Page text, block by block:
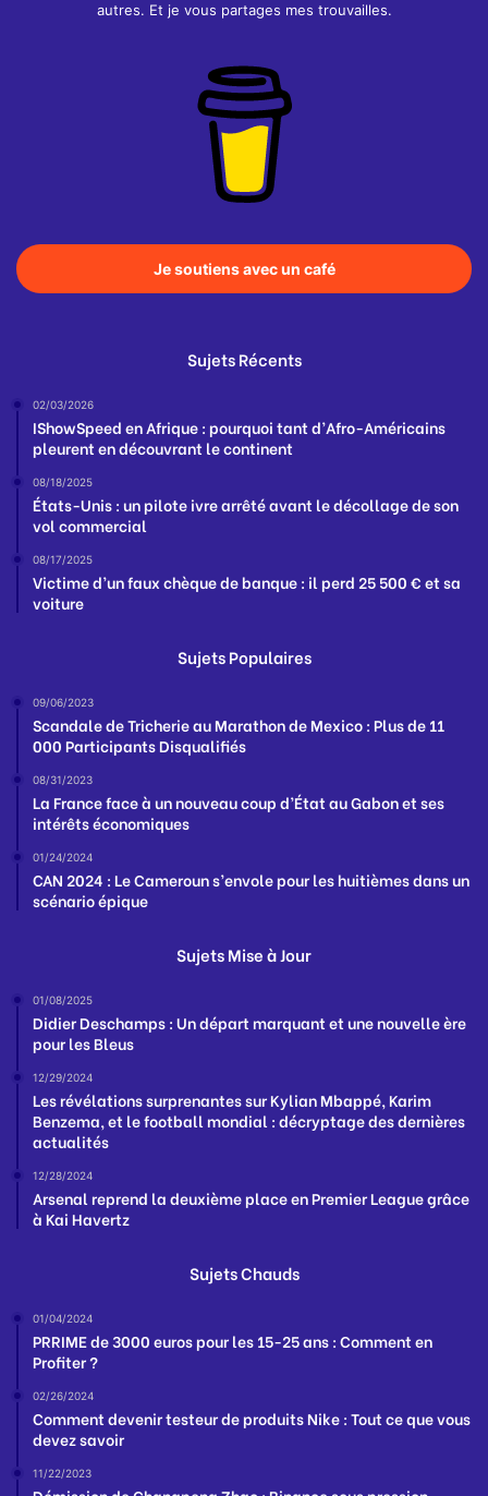
autres. Et je vous partages mes trouvailles.
Je soutiens avec un café
Sujets Récents
02/03/2026
IShowSpeed en Afrique : pourquoi tant d’Afro-Américains
pleurent en découvrant le continent
08/18/2025
États-Unis : un pilote ivre arrêté avant le décollage de son
vol commercial
08/17/2025
Victime d’un faux chèque de banque : il perd 25 500 € et sa
voiture
Sujets Populaires
09/06/2023
Scandale de Tricherie au Marathon de Mexico : Plus de 11
000 Participants Disqualifiés
08/31/2023
La France face à un nouveau coup d’État au Gabon et ses
intérêts économiques
01/24/2024
CAN 2024 : Le Cameroun s’envole pour les huitièmes dans un
scénario épique
Sujets Mise à Jour
01/08/2025
Didier Deschamps : Un départ marquant et une nouvelle ère
pour les Bleus
12/29/2024
Les révélations surprenantes sur Kylian Mbappé, Karim
Benzema, et le football mondial : décryptage des dernières
actualités
12/28/2024
Arsenal reprend la deuxième place en Premier League grâce
à Kai Havertz
Sujets Chauds
01/04/2024
PRRIME de 3000 euros pour les 15-25 ans : Comment en
Profiter ?
02/26/2024
Comment devenir testeur de produits Nike : Tout ce que vous
devez savoir
11/22/2023